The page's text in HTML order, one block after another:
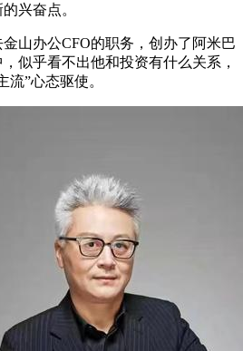
兴奋点。
山办公CFO的职务，创办了阿米巴
似乎看不出他和投资有什么关系，
流”心态驱使。